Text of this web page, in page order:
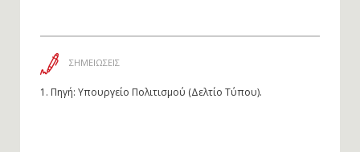
1.Πηγή: Υπουργείο Πολιτισμού (Δελτίο Τύπου).